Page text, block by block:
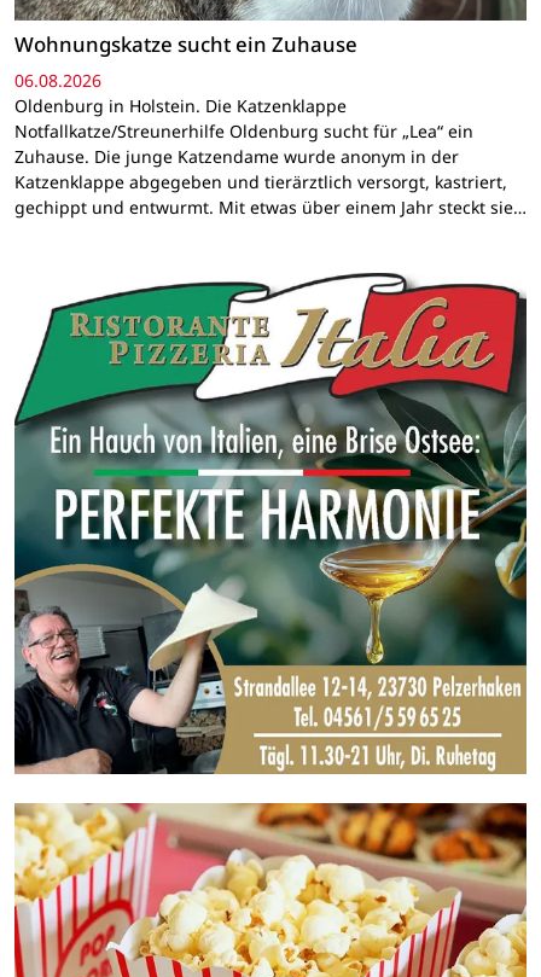
Wohnungskatze sucht ein Zuhause
06.08.2026
Oldenburg in Holstein. Die Katzenklappe
Notfallkatze/Streunerhilfe Oldenburg sucht für „Lea“ ein
Zuhause. Die junge Katzendame wurde anonym in der
Katzenklappe abgegeben und tierärztlich versorgt, kastriert,
gechippt und entwurmt. Mit etwas über einem Jahr steckt sie…